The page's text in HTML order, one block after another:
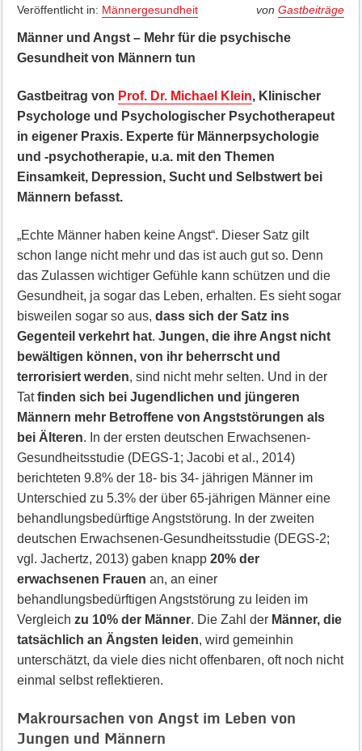
Veröffentlicht in: Männergesundheit vonGastbeiträge
Männer und Angst – Mehr für die psychische
Gesundheit von Männern tun
Gastbeitrag von Prof. Dr. Michael Klein, Klinischer
Psychologe und Psychologischer Psychotherapeut
in eigener Praxis. Experte für Männerpsychologie
und -psychotherapie, u.a. mit den Themen
Einsamkeit, Depression, Sucht und Selbstwert bei
Männern befasst.
„Echte Männer haben keine Angst“. Dieser Satz gilt
schon lange nicht mehr und das ist auch gut so. Denn
das Zulassen wichtiger Gefühle kann schützen und die
Gesundheit, ja sogar das Leben, erhalten. Es sieht sogar
bisweilen sogar so aus, dass sich der Satz ins
Gegenteil verkehrt hat. Jungen, die ihre Angst nicht
bewältigen können, von ihr beherrscht und
terrorisiert werden, sind nicht mehr selten. Und in der
Tatfinden sich bei Jugendlichen und jüngeren
Männern mehr Betroffene von Angststörungen als
bei Älteren. In der ersten deutschen Erwachsenen-
Gesundheitsstudie (DEGS-1; Jacobi et al., 2014)
berichteten 9.8% der 18- bis 34- jährigen Männer im
Unterschied zu 5.3% der über 65-jährigen Männer eine
behandlungsbedürftige Angststörung. In der zweiten
deutschen Erwachsenen-Gesundheitsstudie (DEGS-2;
vgl. Jachertz, 2013) gaben knapp 20% der
erwachsenen Frauen an, an einer
behandlungsbedürftigen Angststörung zu leiden im
Vergleich zu 10% der Männer. Die Zahl der Männer, die
tatsächlich an Ängsten leiden, wird gemeinhin
unterschätzt, da viele dies nicht offenbaren, oft noch nicht
einmal selbst reflektieren.
Makroursachen von Angst im Leben von
Jungen und Männern